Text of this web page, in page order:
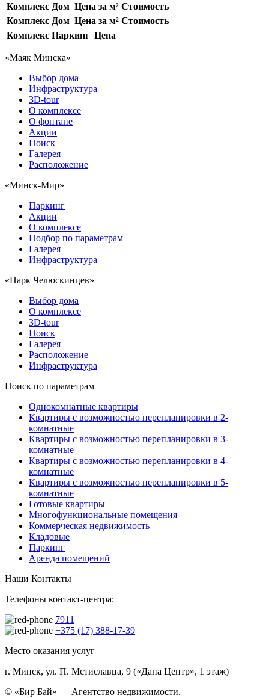
Комплекс Дом Цена за м² Стоимость
Комплекс Дом Цена за м² Стоимость
Комплекс Паркинг Цена
«Маяк Минска»
Выбор дома
Инфраструктура
3D-tour
О комплексе
О фонтане
Акции
Поиск
Галерея
Расположение
«Минск-Мир»
Паркинг
Акции
О комплексе
Подбор по параметрам
Галерея
Инфраструктура
«Парк Челюскинцев»
Выбор дома
О комплексе
3D-tour
Поиск
Галерея
Расположение
Инфраструктура
Поиск по параметрам
Однокомнатные квартиры
Квартиры с возможностью перепланировки в 2-
комнатные
Квартиры с возможностью перепланировки в 3-
комнатные
Квартиры с возможностью перепланировки в 4-
комнатные
Квартиры с возможностью перепланировки в 5-
комнатные
Готовые квартиры
Многофункциональные помещения
Коммерческая недвижимость
Кладовые
Паркинг
Аренда помещений
Наши Контакты
Телефоны контакт-центра:
7911
+375 (17) 388-17-39
Место оказания услуг
г. Минск, ул. П. Мстиславца, 9 («Дана Центр», 1 этаж)
© «Бир Бай» — Агентство недвижимости.